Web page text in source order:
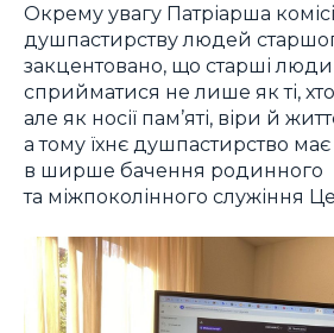
Окрему увагу Патріарша
душпастирству людей старшого
закцентовано, що старші
сприйматися не лише як ті,
але як носії пам’яті, віри й
а тому їхнє душпастирство
в ширше бачення родинного
та міжпоколінного служіння